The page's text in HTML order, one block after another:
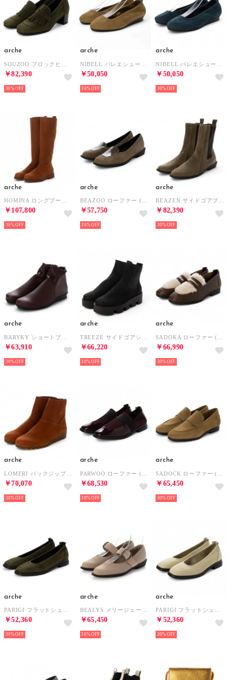
arche
￥82,390
30%
arche
￥50,050
30%
arche
￥50,050
30%
arche
￥107,800
30%
arche
￥57,750
30%
arche
￥82,390
30%
arche
￥63,910
30%
arche
￥66,220
30%
arche
￥66,990
30%
arche
￥70,070
30%
arche
￥68,530
30%
arche
￥65,450
30%
arche
￥52,360
30%
arche
￥65,450
30%
arche
￥52,360
30%